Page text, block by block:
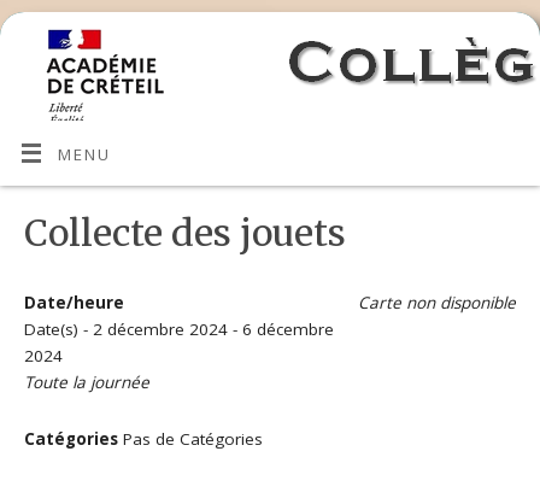
MENU
Collecte des jouets
Carte non disponible
Date/heure
Date(s) - 2 décembre 2024 - 6 décembre
2024
Toute la journée
Catégories Pas de Catégories